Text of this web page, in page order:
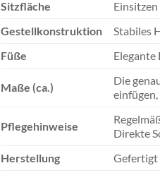
Sitzfläche
Einsitzen
Gestellkonstruktion
Stabiles
Füße
Elegante
Maße (ca.)
Die
einfügen,
Pflegehinweise
Direkte
Herstellung
Gefertigt